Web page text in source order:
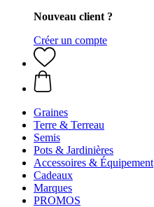
Nouveau client ?
Créer un compte
Graines
Terre & Terreau
Semis
Pots & Jardinières
Accessoires & Équipement
Cadeaux
Marques
PROMOS